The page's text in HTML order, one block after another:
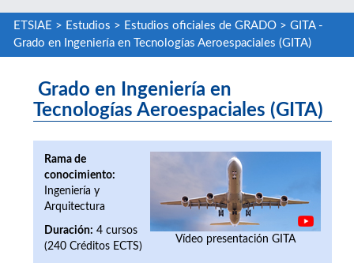
ETSIAE > Estudios > Estudios oficiales de GRADO> GITA -
Grado en Ingeniería en Tecnologías Aeroespaciales (GITA)
Grado en Ingeniería en
Tecnologías Aeroespaciales (GITA)
Vídeo presentación GITA
Rama de
conocimiento:
Ingeniería y
Arquitectura
Duración: 4 cursos
(240 Créditos ECTS)